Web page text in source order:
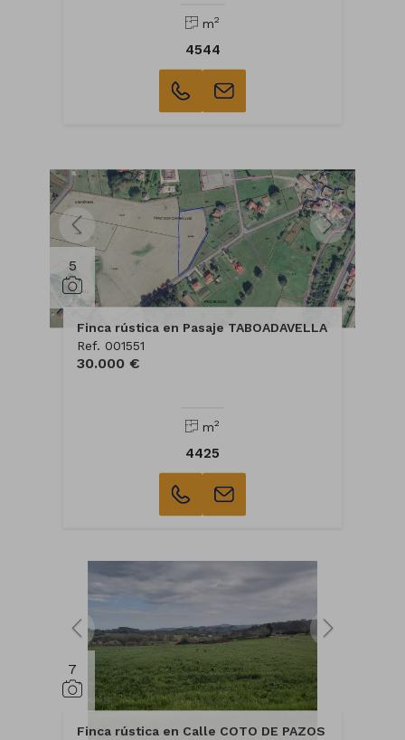
m2
4544
5
Finca rústica en Pasaje TABOADAVELLA
Ref. 001551
30.000 €
m2
4425
7
Finca rústica en Calle COTO DE PAZOS